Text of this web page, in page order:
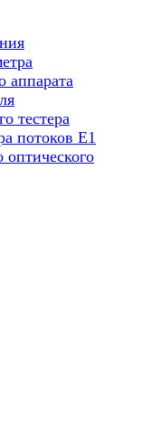
аппарата
тестера
потоков Е1